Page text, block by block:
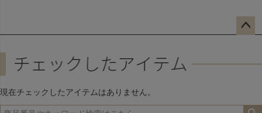
現在チェックしたアイテムはありません。